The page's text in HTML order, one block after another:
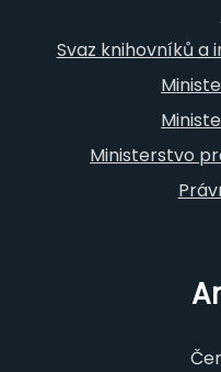
Svaz knihovníků
Ministerstvo